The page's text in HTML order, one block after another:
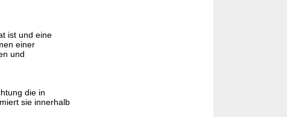
ist und eine
einer
und
die in
sie innerhalb